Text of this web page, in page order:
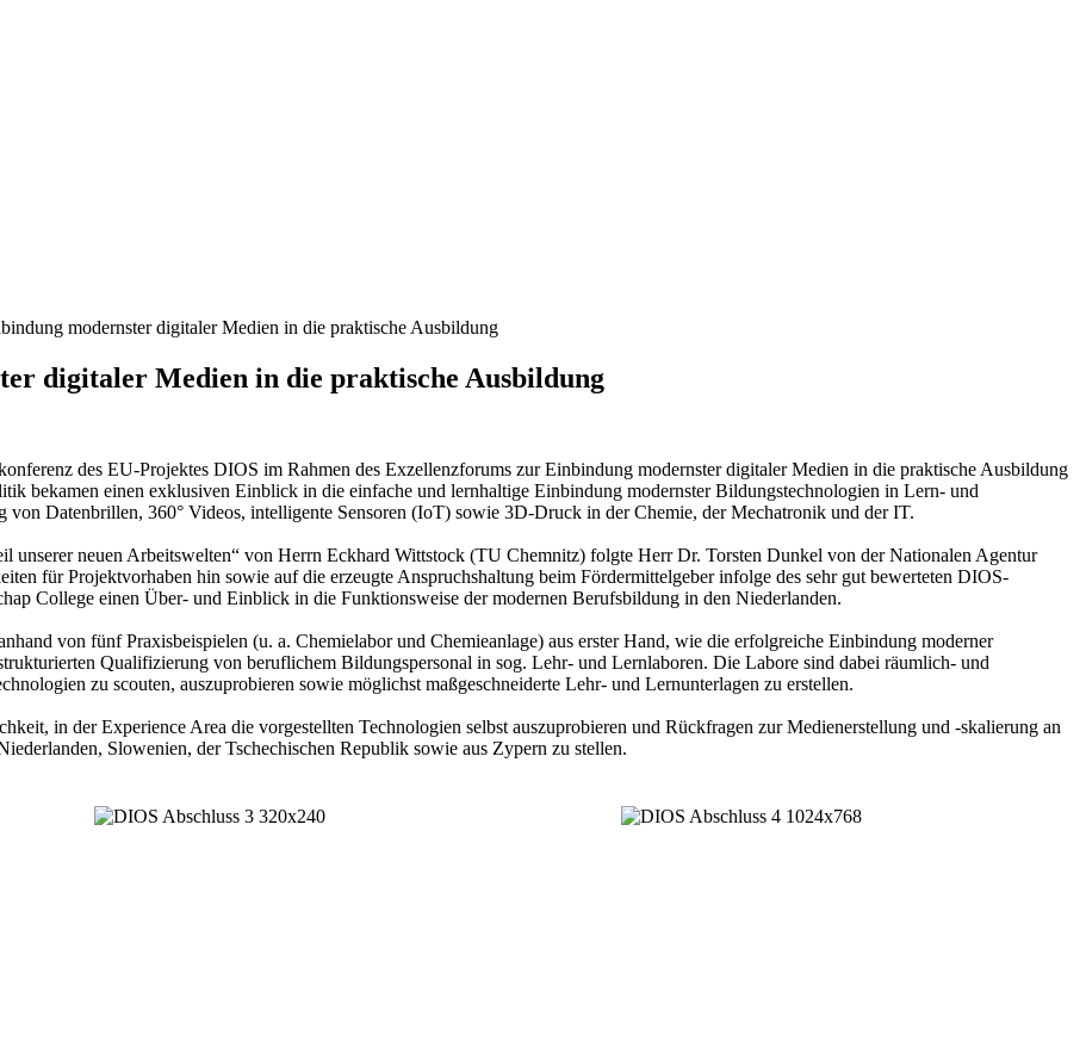
modernster digitaler Medien in die praktische Ausbildung
digitaler Medien in die praktische Ausbildung
des EU-Projektes DIOS im Rahmen des Exzellenzforums zur Einbindung modernster digitaler Medien in die praktische Ausbildung
bekamen einen exklusiven Einblick in die einfache und lernhaltige Einbindung modernster Bildungstechnologien in Lern- und
von Datenbrillen, 360° Videos, intelligente Sensoren (IoT) sowie 3D-Druck in der Chemie, der Mechatronik und der IT.
unserer neuen Arbeitswelten“ von Herrn Eckhard Wittstock (TU Chemnitz) folgte Herr Dr. Torsten Dunkel von der Nationalen Agentur
für Projektvorhaben hin sowie auf die erzeugte Anspruchshaltung beim Fördermittelgeber infolge des sehr gut bewerteten DIOS-
College einen Über- und Einblick in die Funktionsweise der modernen Berufsbildung in den Niederlanden.
von fünf Praxisbeispielen (u. a. Chemielabor und Chemieanlage) aus erster Hand, wie die erfolgreiche Einbindung moderner
Qualifizierung von beruflichem Bildungspersonal in sog. Lehr- und Lernlaboren. Die Labore sind dabei räumlich- und
zu scouten, auszuprobieren sowie möglichst maßgeschneiderte Lehr- und Lernunterlagen zu erstellen.
in der Experience Area die vorgestellten Technologien selbst auszuprobieren und Rückfragen zur Medienerstellung und -skalierung an
Slowenien, der Tschechischen Republik sowie aus Zypern zu stellen.